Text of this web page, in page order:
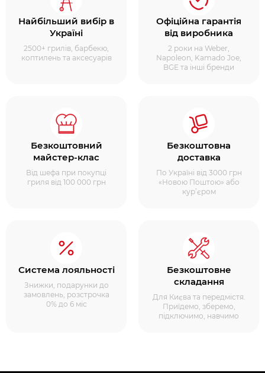
Найбільший вибір в
Україні
2500+ грилів, барбекю,
коптилень та аксесуарів
Офіційна гарантія
від виробника
2 роки на Weber,
Napoleon, Kamado Joe,
BGE та інші бренди
Безкоштовний
майстер-клас
Від шефа при покупці
гриля від 100 000 грн
Безкоштовна
доставка
По Україні від 3000 грн
«Новою Поштою» або
кур’єром
Система лояльності
Знижки, подарунки до
замовлень, розстрочка
0% до 6 міс
Безкоштовне
складання
Для Києва та передмістя.
Приїдемо, зберемо,
підключимо, навчимо